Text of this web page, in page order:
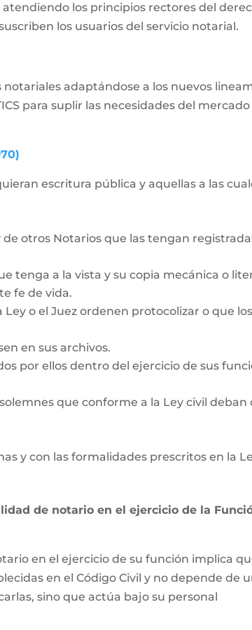
los principios rectores del
los usuarios del servicio notarial.
adaptándose a los nuevos
para suplir las necesidades del
escritura pública y aquellas a las
otros Notarios que las tengan
tenga a la vista y su copia mecánica o
fe de vida.
o el Juez ordenen protocolizar o que los
en sus archivos.
por ellos dentro del ejercicio de sus
que conforme a la Ley civil deban
y con las formalidades prescritos en la
de notario en el ejercicio de la
en el ejercicio de su función implica
en el Código Civil y no depende de
sino que actúa bajo su personal